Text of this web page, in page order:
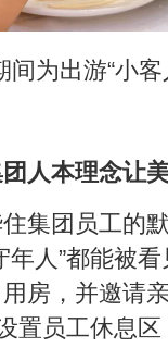
为出游“小
人本理念让
集团员工的
人”都能被
房，并邀请
置员工休息